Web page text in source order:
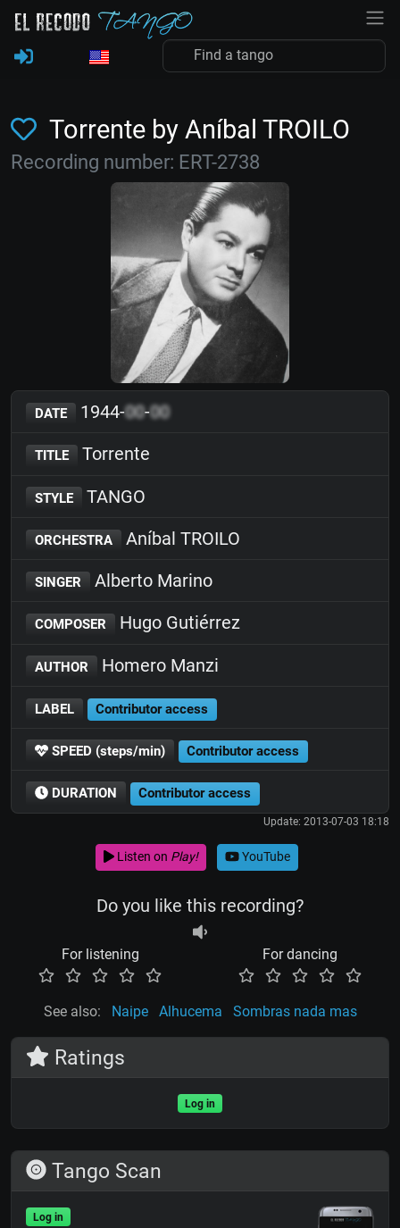
Torrente by Aníbal TROILO
Recording number: ERT-2738
DATE 1944-00-00
TITLE Torrente
STYLE TANGO
ORCHESTRA Aníbal TROILO
SINGER Alberto Marino
COMPOSER Hugo Gutiérrez
AUTHOR Homero Manzi
LABEL Contributor access
SPEED (steps/min) Contributor access
DURATION Contributor access
Update: 2013-07-03 18:18
Listen on Play! YouTube
Do you like this recording?
For listening For dancing
See also: Naipe Alhucema Sombras nada mas
Ratings
Log in
Tango Scan
Log in